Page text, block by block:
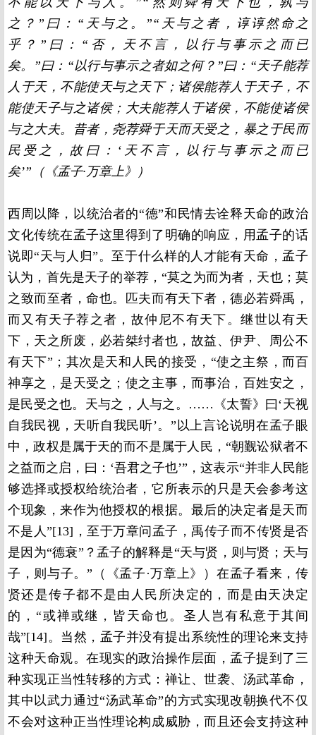
之？”曰：“天与之。”“天与之者，谆谆然命之
乎？”曰：“否，天不言，以行与事示之而已
矣。”曰：“以行与事示之者如之何？”曰：“天子能荐
人于天，不能使天与之天下；诸侯能荐人于天子，不
能使天子与之诸侯；大夫能荐人于诸侯，不能使诸侯
与之大夫。昔者，尧荐舜于天而天受之，暴之于民而
民受之，故曰：‘天不言，以行与事示之而已
矣’”（《孟子·万章上》）
西周以降，以统治者的“德”和民情去诠释天命的政治
文化传统在孟子这里得到了明确的响应，用孟子的话
说即“天与人归”。至于什么样的人才能有天命，孟子
认为，首先是天子的举荐，“莫之为而为者，天也；莫
之致而至者，命也。匹夫而有天下者，德必若舜禹，
而又有天子荐之者，故仲尼不有天下。继世以有天
下，天之所废，必若桀纣者也，故益、伊尹、周公不
有天下”；其次是天和人民的接受，“使之主祭，而百
神享之，是天受之；使之主事，而事治，百姓安之，
是民受之也。天与之，人与之。……《太誓》曰‘天视
自我民视，天听自我民听’。”以上言论说明在孟子眼
中，政权是属于天的而不是属于人民，“朝觐讼狱者不
之益而之启，曰：‘吾君之子也’”，这表示“并非人民能
够选择或授权给统治者，它所表示的只是天会参考这
个现象，来作为他授权的根据。最后的决定者是天而
不是人”[13]，至于万章问孟子，禹传子而不传贤是否
是因为“德衰”？孟子的解释是“天与贤，则与贤；天与
子，则与子。”（《孟子·万章上》）在孟子看来，传
贤还是传子都不是由人民所决定的，而是由天决定
的，“或禅或继，皆天命也。圣人岂有私意于其间
哉”[14]。当然，孟子并没有提出系统性的理论来支持
这种天命观。在现实的政治操作层面，孟子提到了三
种实现正当性转移的方式：禅让、世袭、汤武革命，
其中以武力通过“汤武革命”的方式实现改朝换代不仅
不会对这种正当性理论构成威胁，而且还会支持这种